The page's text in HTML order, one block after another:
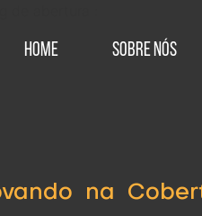
Home Sobre Nós
na